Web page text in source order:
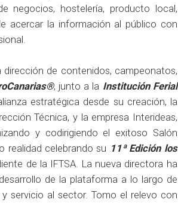
negocios, hostelería, producto local,
acercar la información al público con
de contenidos, campeonatos,
, junto a la Institución Ferial
estratégica desde su creación, la
Técnica, y la empresa Interideas,
y codirigiendo el exitoso Salón
realidad celebrando su 11ª Edición los
de la IFTSA. La nueva directora ha
de la plataforma a lo largo de
servicio al sector. Tomo el relevo con